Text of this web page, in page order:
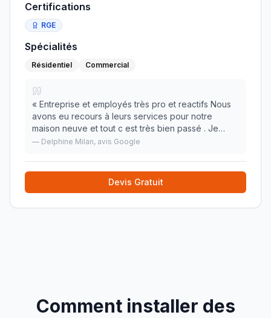
Certifications
RGE
Spécialités
Résidentiel Commercial
« Entreprise et employés très pro et reactifs Nous
avons eu recours à leurs services pour notre
maison neuve et tout c est très bien passé . Je
recommande sans hesiter.»
— Delphine Milan, avis Google
Devis Gratuit
Comment installer des